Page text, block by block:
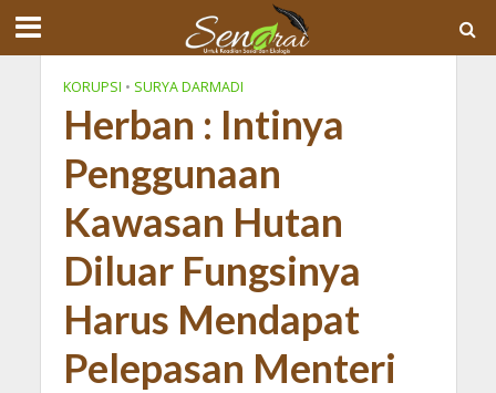
KORUPSI • SURYA DARMADI
Herban : Intinya
Penggunaan
Kawasan Hutan
Diluar Fungsinya
Harus Mendapat
Pelepasan Menteri